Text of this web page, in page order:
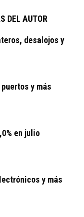
DEL AUTOR
desalojos y
y más
en julio
y más